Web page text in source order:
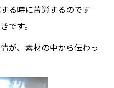
る時に苦労するのです
です。
が、素材の中から伝わっ